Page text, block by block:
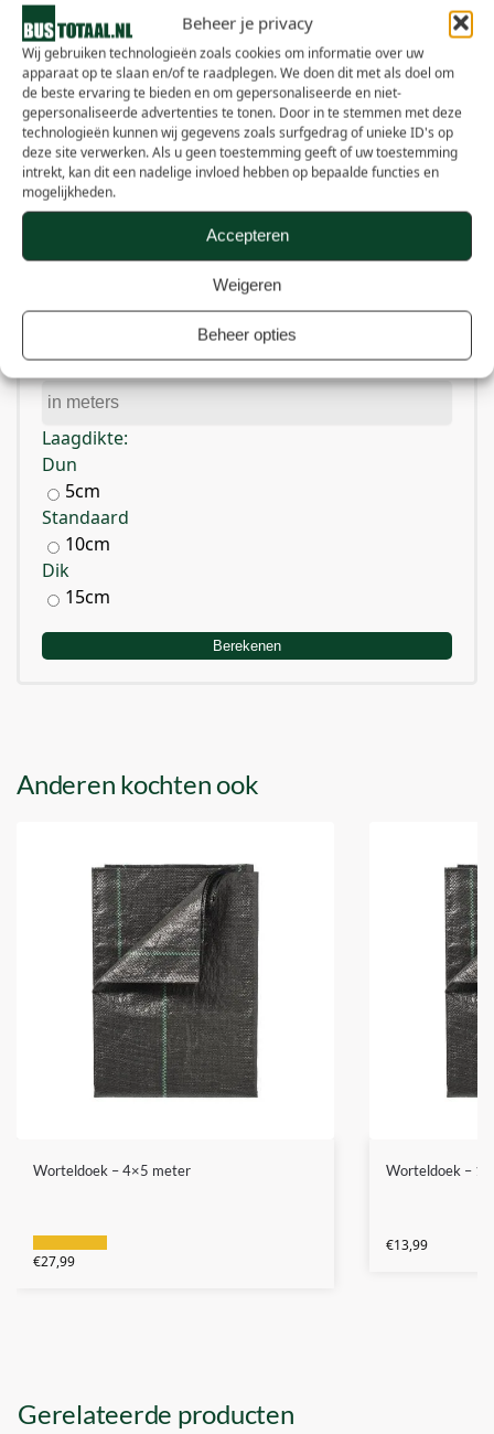
Beheer je privacy
Wij gebruiken technologieën zoals cookies om informatie over uw
apparaat op te slaan en/of te raadplegen. We doen dit met als doel om
de beste ervaring te bieden en om gepersonaliseerde en niet-
gepersonaliseerde advertenties te tonen. Door in te stemmen met deze
technologieën kunnen wij gegevens zoals surfgedrag of unieke ID's op
deze site verwerken. Als u geen toestemming geeft of uw toestemming
intrekt, kan dit een nadelige invloed hebben op bepaalde functies en
mogelijkheden.
Accepteren
Weigeren
Beheer opties
Anderen kochten ook
Worteldoek – 4×5 meter
€27,99
Worteldoek –
€13,99
Hoeveel heb ik nodig?
Product:
Breedte:
Laagdikte:
Dun
5cm
Standaard
10cm
Dik
15cm
Berekenen
Gerelateerde producten